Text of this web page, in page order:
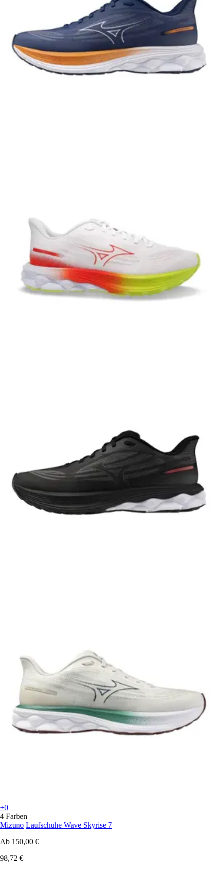
+0
4 Farben
Mizuno Laufschuhe Wave Skyrise 7
Ab 150,00 €
98,72 €